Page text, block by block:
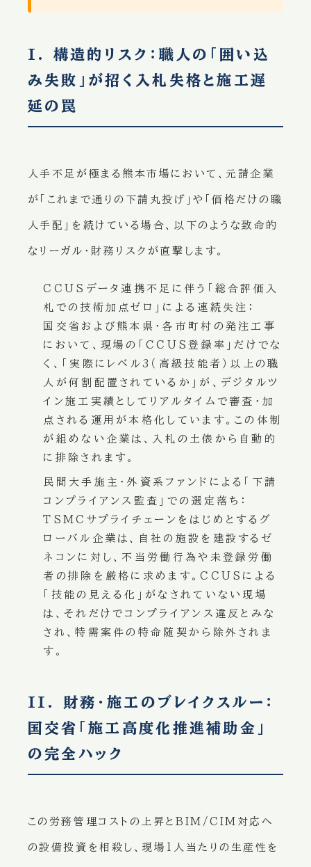
I. 構造的リスク：職人の「囲い込
み失敗」が招く入札失格と施工遅
延の罠
人手不足が極まる熊本市場において、元請企業
が「これまで通りの下請丸投げ」や「価格だけの職
人手配」を続けている場合、以下のような致命的
なリーガル・財務リスクが直撃します。
CCUSデータ連携不足に伴う「総合評価入
札での技術加点ゼロ」による連続失注：
国交省および熊本県・各市町村の発注工事
において、現場の「CCUS登録率」だけでな
く、「実際にレベル3（高級技能者）以上の職
人が何割配置されているか」が、デジタルツ
イン施工実績としてリアルタイムで審査・加
点される運用が本格化しています。この体制
が組めない企業は、入札の土俵から自動的
に排除されます。
民間大手施主・外資系ファンドによる「下請
コンプライアンス監査」での選定落ち：
TSMCサプライチェーンをはじめとするグ
ローバル企業は、自社の施設を建設するゼ
ネコンに対し、不当労働行為や未登録労働
者の排除を厳格に求めます。CCUSによる
「技能の見える化」がなされていない現場
は、それだけでコンプライアンス違反とみな
され、特需案件の特命随契から除外されま
す。
II. 財務・施工のブレイクスルー：
国交省「施工高度化推進補助金」
の完全ハック
この労務管理コストの上昇とBIM/CIM対応へ
の設備投資を相殺し、現場1人当たりの生産性を